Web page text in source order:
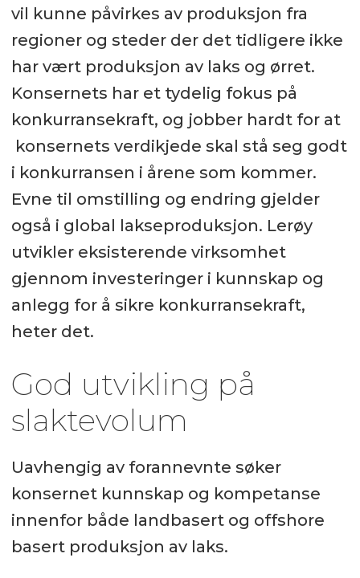
vil kunne påvirkes av produksjon fra
regioner og steder der det tidligere ikke
har vært produksjon av laks og ørret.
Konsernets har et tydelig fokus på
konkurransekraft, og jobber hardt for at
konsernets verdikjede skal stå seg godt
i konkurransen i årene som kommer.
Evne til omstilling og endring gjelder
også i global lakseproduksjon. Lerøy
utvikler eksisterende virksomhet
gjennom investeringer i kunnskap og
anlegg for å sikre konkurransekraft,
heter det.
God utvikling på
slaktevolum
Uavhengig av forannevnte søker
konsernet kunnskap og kompetanse
innenfor både landbasert og offshore
basert produksjon av laks.